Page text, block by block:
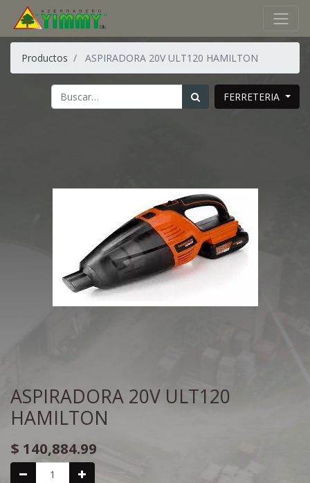
Productos ASPIRADORA 20V ULT120 HAMILTON
FERRETERIA
ASPIRADORA 20V ULT120
HAMILTON
$ 140,884.99